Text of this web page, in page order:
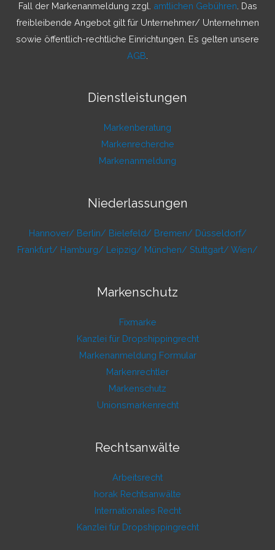
h
Fall der Markenanmeldung zzgl. amtlichen Gebühren . Das
freibleibende Angebot gilt für Unternehmer/ Unternehmen
sowie öffentlich-rechtliche Einrichtungen. Es gelten unsere
AGB
Dienstleistungen
Markenberatung
Markenrecherche
Markenanmeldung
Niederlassungen
Hannover/ Berlin/ Bielefeld/ Bremen/ Düsseldorf/
Frankfurt/ Hamburg/ Leipzig/ München/ Stuttgart/ Wien/
Markenschutz
Fixmarke
Kanzlei für Dropshippingrecht
Markenanmeldung Formular
Markenrechtler
Markenschutz
Unionsmarkenrecht
Rechtsanwälte
Arbeitsrecht
horak Rechtsanwälte
Internationales Recht
Kanzlei für Dropshippingrecht